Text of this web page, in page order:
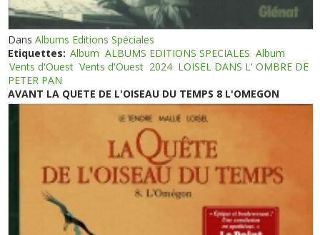
DansAlbums Editions Spéciales
Etiquettes: Album ALBUMS EDITIONS SPECIALES Album
Vents d'Ouest Vents d'Ouest 2024 LOISEL DANS L' OMBRE DE
PETER PAN
AVANT LA QUETE DE L'OISEAU DU TEMPS 8 L'OMEGON